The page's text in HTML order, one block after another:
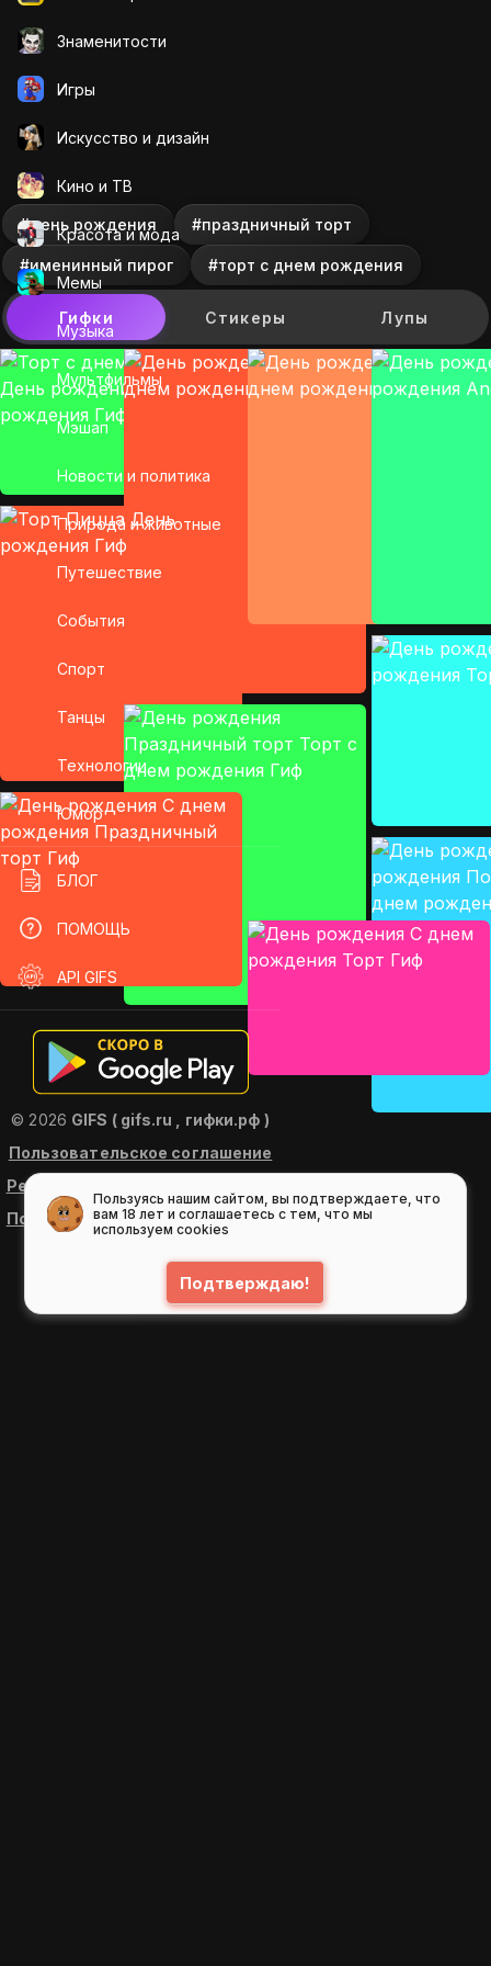
Знаменитости
Игры
Искусcтво и дизайн
Кино и ТВ
Красота и мода
Мемы
Музыка
Мультфильмы
Мэшап
Новости и политика
Природа и животные
Путешествие
События
Спорт
Танцы
Технологии
Юмор
БЛОГ
ПОМОЩЬ
API GIFS
© 2026 GIFS ( gifs.ru , гифки.рф )
Пользовательское соглашение
Рекомендательные технологии
Политика конфиденциальности
#день рождения #праздничный торт
#именинный пирог #торт с днем рождения
Гифки Стикеры Лупы
Пользуясь нашим сайтом, вы подтверждаете, что
вам 18 лет и соглашаетесь с тем, что мы
используем cookies
Подтверждаю!